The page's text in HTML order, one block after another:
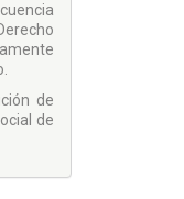
de
de